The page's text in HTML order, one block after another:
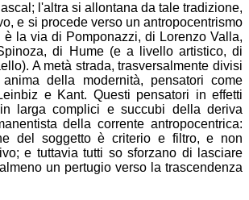
l'altra si allontana da tale tradizione,
e si procede verso un antropocentrismo
è la via di Pomponazzi, di Lorenzo Valla,
di Hume (e a livello artistico, di
A metà strada, trasversalmente divisi
della modernità, pensatori come
e Kant. Questi pensatori in effetti
larga complici e succubi della deriva
della corrente antropocentrica:
del soggetto è criterio e filtro, e non
e tuttavia tutti so sforzano di lasciare
un pertugio verso la trascendenza